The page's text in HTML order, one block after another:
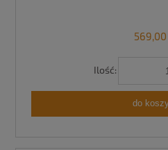
569,00
Ilość:
do